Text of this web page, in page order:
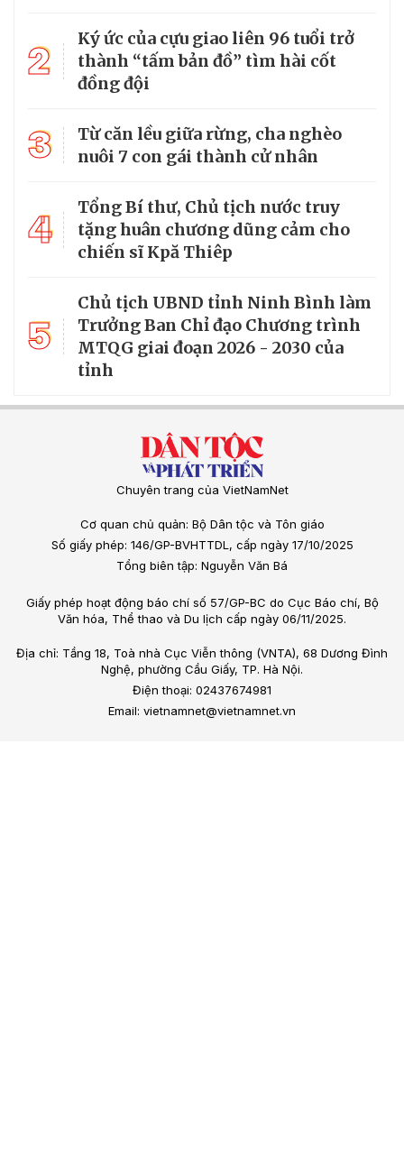
2
Ký ức của cựu giao liên 96 tuổi trở
thành “tấm bản đồ” tìm hài cốt
đồng đội
3
Từ căn lều giữa rừng, cha nghèo
nuôi 7 con gái thành cử nhân
4
Tổng Bí thư, Chủ tịch nước truy
tặng huân chương dũng cảm cho
chiến sĩ Kpă Thiêp
5
Chủ tịch UBND tỉnh Ninh Bình làm
Trưởng Ban Chỉ đạo Chương trình
MTQG giai đoạn 2026 - 2030 của
tỉnh
Chuyên trang của VietNamNet
Cơ quan chủ quản: Bộ Dân tộc và Tôn giáo
Số giấy phép: 146/GP-BVHTTDL, cấp ngày 17/10/2025
Tổng biên tập: Nguyễn Văn Bá
Giấy phép hoạt động báo chí số 57/GP-BC do Cục Báo chí, Bộ
Văn hóa, Thể thao và Du lịch cấp ngày 06/11/2025.
Địa chỉ: Tầng 18, Toà nhà Cục Viễn thông (VNTA), 68 Dương Đình
Nghệ, phường Cầu Giấy, TP. Hà Nội.
Điện thoại: 02437674981
Email: vietnamnet@vietnamnet.vn